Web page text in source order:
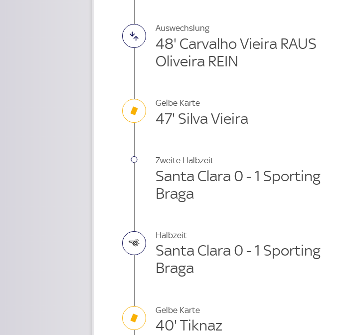
Auswechslung
48' Carvalho Vieira RAUS
Oliveira REIN
Gelbe Karte
47' Silva Vieira
Zweite Halbzeit
Santa Clara 0 - 1 Sporting
Braga
Halbzeit
Santa Clara 0 - 1 Sporting
Braga
Gelbe Karte
40' Tiknaz